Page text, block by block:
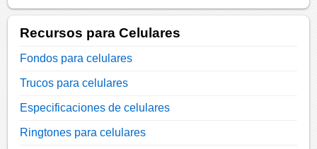
Recursos para Celulares
Fondos para celulares
Trucos para celulares
Especificaciones de celulares
Ringtones para celulares